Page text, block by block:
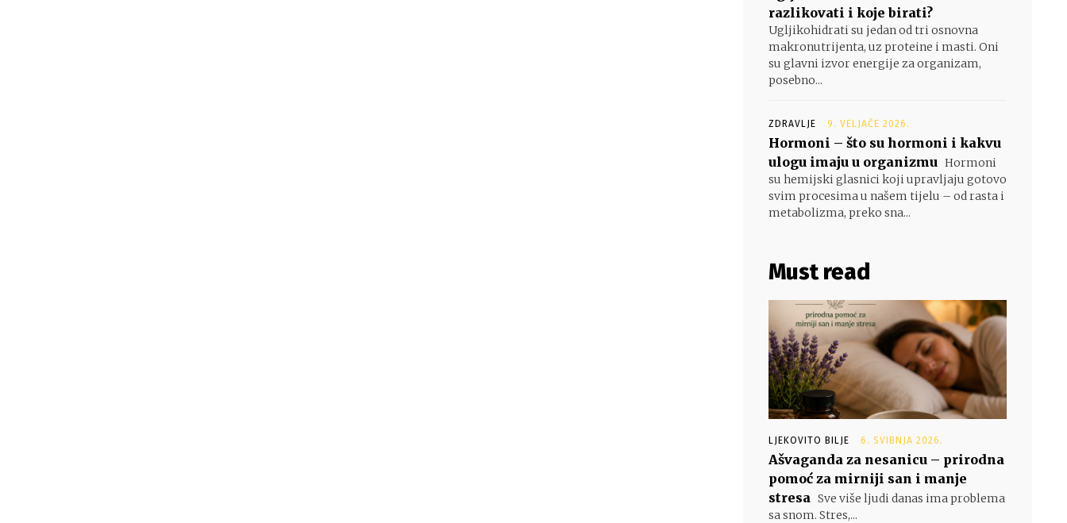
razlikovati i koje birati?
Ugljikohidrati su jedan od tri osnovna
makronutrijenta, uz proteine i masti. Oni
su glavni izvor energije za organizam,
posebno...
ZDRAVLJE 9. VELJAČE 2026.
Hormoni – što su hormoni i kakvu
ulogu imaju u organizmu Hormoni
su hemijski glasnici koji upravljaju gotovo
svim procesima u našem tijelu – od rasta i
metabolizma, preko sna...
Must read
LJEKOVITO BILJE 6. SVIBNJA 2026.
Ašvaganda za nesanicu – prirodna
pomoć za mirniji san i manje
stresa Sve više ljudi danas ima problema
sa snom. Stres,...